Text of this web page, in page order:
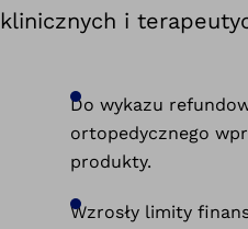
klinicznych i
Do wykazu
ortopedycznego
produkty.
Wzrosły limity